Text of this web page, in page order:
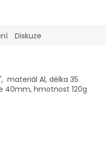
Diskuze
materiál Al, délka 35
40mm, hmotnost 120g